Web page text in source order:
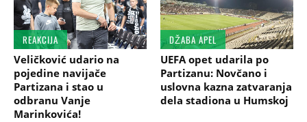
REAKCIJA
Veličković udario na
pojedine navijače
Partizana i stao u
odbranu Vanje
Marinkovića!
DŽABA APEL
UEFA opet udarila po
Partizanu: Novčano i
uslovna kazna zatvaranja
dela stadiona u Humskoj